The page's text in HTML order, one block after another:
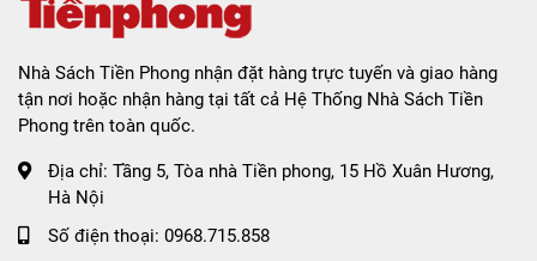
Nhà Sách Tiền Phong nhận đặt hàng trực tuyến và giao hàng
tận nơi hoặc nhận hàng tại tất cả Hệ Thống Nhà Sách Tiền
Phong trên toàn quốc.
Địa chỉ: Tầng 5, Tòa nhà Tiền phong, 15 Hồ Xuân Hương,
Hà Nội
Số điện thoại: 0968.715.858